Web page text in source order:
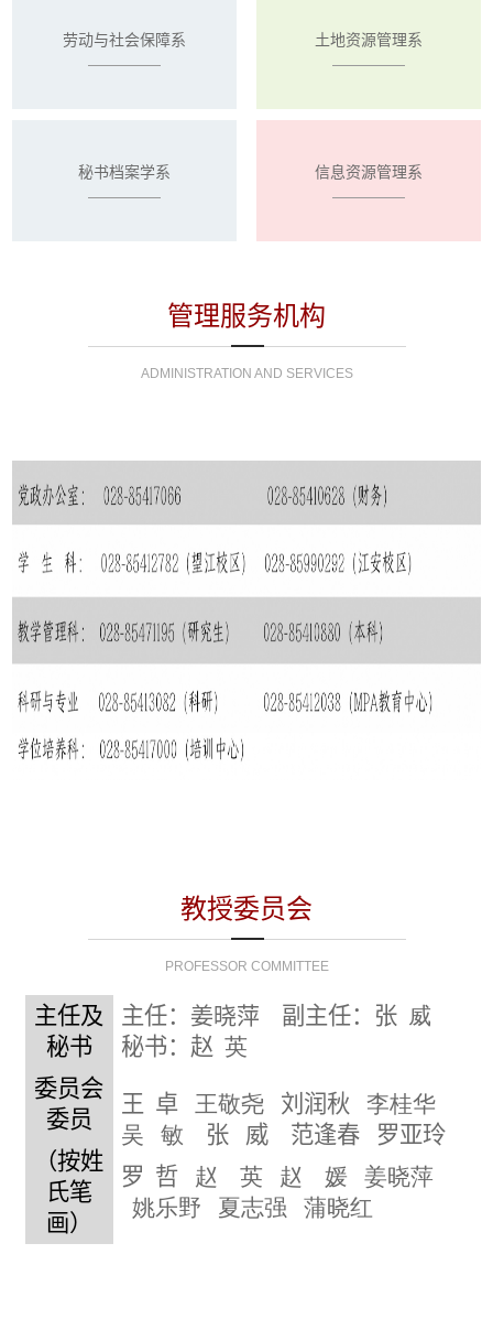
劳动与社会保障系 土地资源管理系
秘书档案学系 信息资源管理系
管理服务机构
ADMINISTRATION AND SERVICES
教授委员会
PROFESSOR COMMITTEE
主任及
秘书
主任： 姜晓萍 副主任：张威
秘书：赵 英
委员会
委员
（按姓
氏笔
画）
王 卓王敬尧 刘润秋
李桂华
吴 敏 张 威
范逢春 罗亚玲
罗 哲 赵 英 赵 媛
姜晓萍
姚乐野 夏志强 蒲晓红